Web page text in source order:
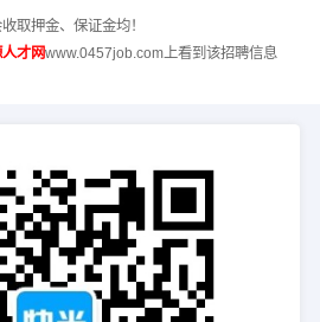
取押金、保证金均！
才网www.0457job.com上看到该招聘信息